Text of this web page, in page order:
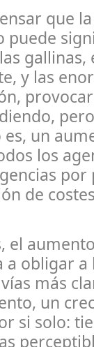
que
puede
gallinas,
y las
un
los
de
el
obligar a
más
un
si solo: